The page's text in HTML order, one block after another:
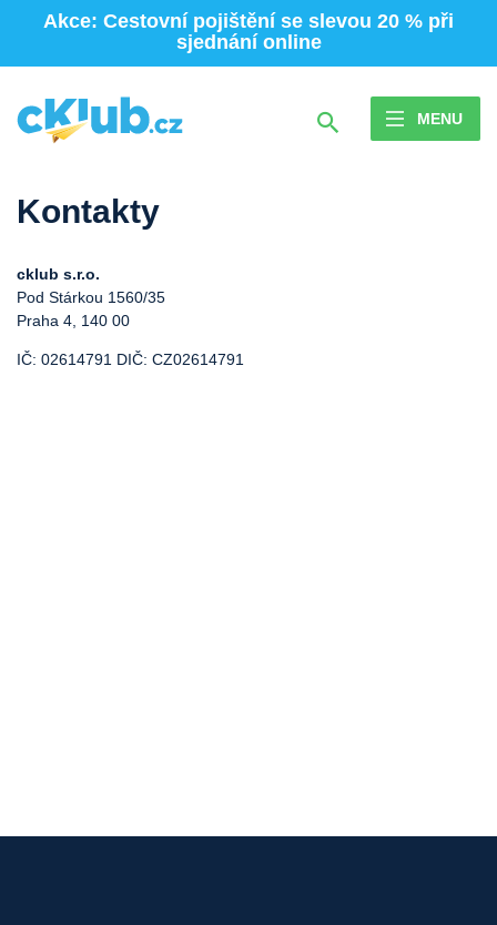
Akce: Cestovní pojištění se slevou 20 % při
sjednání online
MENU
Kontakty
cklub s.r.o.
Pod Stárkou 1560/35
Praha 4, 140 00
IČ: 02614791 DIČ: CZ02614791